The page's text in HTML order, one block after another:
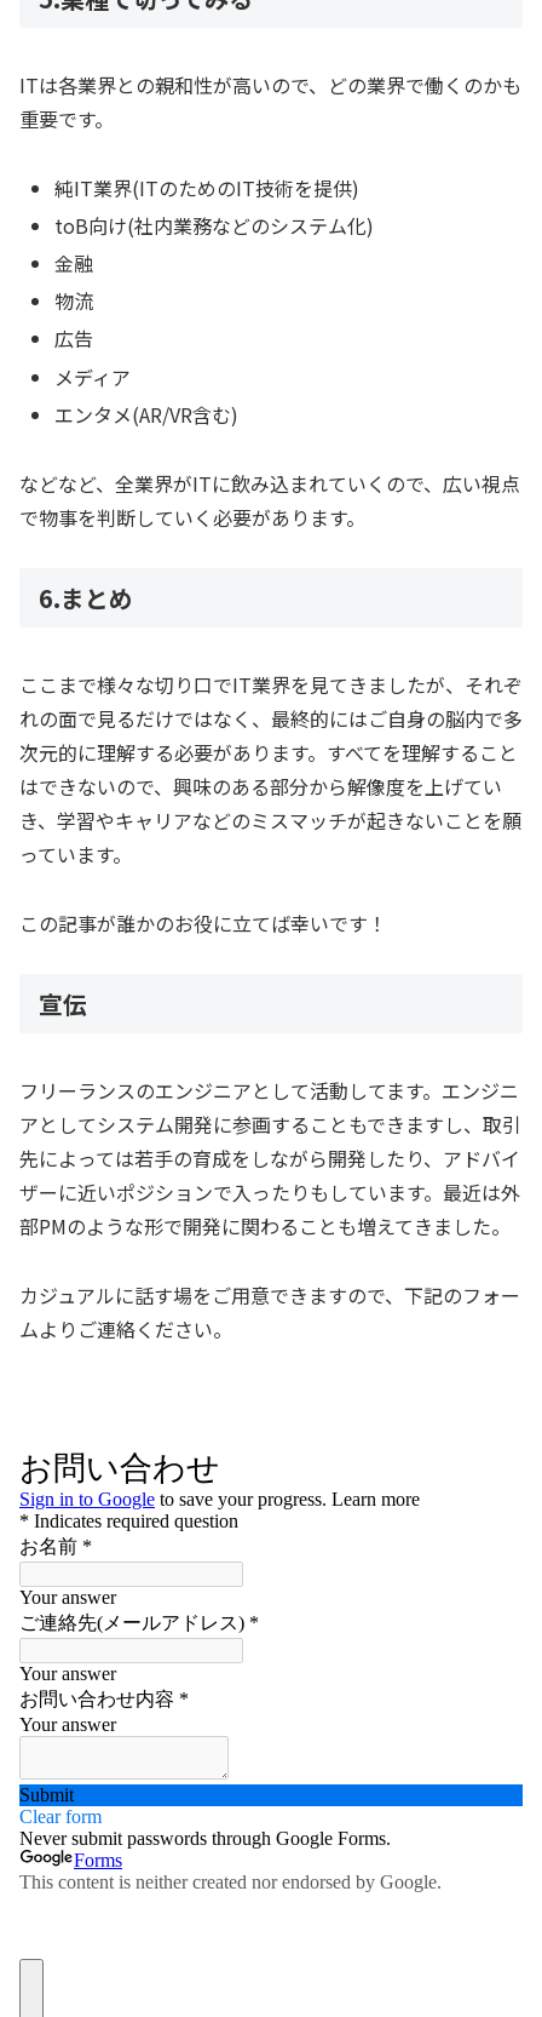
ITは各業界との親和性が高いので、どの業界で働くのかも
重要です。
純IT業界(ITのためのIT技術を提供)
toB向け(社内業務などのシステム化)
金融
物流
広告
メディア
エンタメ(AR/VR含む)
などなど、全業界がITに飲み込まれていくので、広い視点
で物事を判断していく必要があります。
6.まとめ
ここまで様々な切り口でIT業界を見てきましたが、それぞ
れの面で見るだけではなく、最終的にはご自身の脳内で多
次元的に理解する必要があります。すべてを理解すること
はできないので、興味のある部分から解像度を上げてい
き、学習やキャリアなどのミスマッチが起きないことを願
っています。
この記事が誰かのお役に立てば幸いです！
宣伝
フリーランスのエンジニアとして活動してます。エンジニ
アとしてシステム開発に参画することもできますし、取引
先によっては若手の育成をしながら開発したり、アドバイ
ザーに近いポジションで入ったりもしています。最近は外
部PMのような形で開発に関わることも増えてきました。
カジュアルに話す場をご用意できますので、下記のフォー
ムよりご連絡ください。